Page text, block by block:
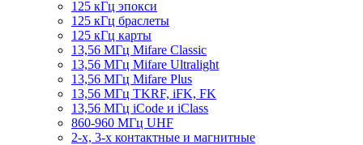
125 кГц эпокси
125 кГц браслеты
125 кГц карты
13,56 МГц Mifare Classic
13,56 МГц Mifare Ultralight
13,56 МГц Mifare Plus
13,56 МГц TKRF, iFK, FK
13,56 МГц iCode и iClass
860-960 МГц UHF
2-х, 3-х контактные и магнитные